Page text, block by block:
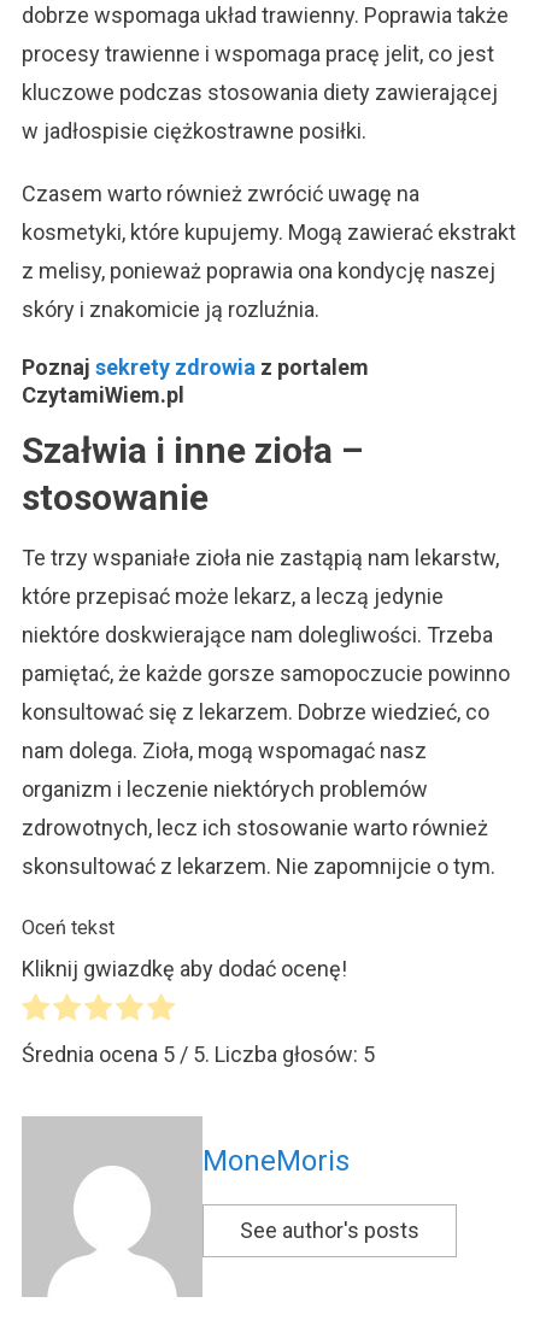
dobrze wspomaga układ trawienny. Poprawia także
procesy trawienne i wspomaga pracę jelit, co jest
kluczowe podczas stosowania diety zawierającej
w jadłospisie ciężkostrawne posiłki.
Czasem warto również zwrócić uwagę na
kosmetyki, które kupujemy. Mogą zawierać ekstrakt
z melisy, ponieważ poprawia ona kondycję naszej
skóry i znakomicie ją rozluźnia.
Poznaj sekrety zdrowia z portalem
CzytamiWiem.pl
Szałwia i inne zioła –
stosowanie
Te trzy wspaniałe zioła nie zastąpią nam lekarstw,
które przepisać może lekarz, a leczą jedynie
niektóre doskwierające nam dolegliwości. Trzeba
pamiętać, że każde gorsze samopoczucie powinno
konsultować się z lekarzem. Dobrze wiedzieć, co
nam dolega. Zioła, mogą wspomagać nasz
organizm i leczenie niektórych problemów
zdrowotnych, lecz ich stosowanie warto również
skonsultować z lekarzem. Nie zapomnijcie o tym.
Oceń tekst
Kliknij gwiazdkę aby dodać ocenę!
Średnia ocena 5/ 5. Liczba głosów: 5
MoneMoris
See author's posts